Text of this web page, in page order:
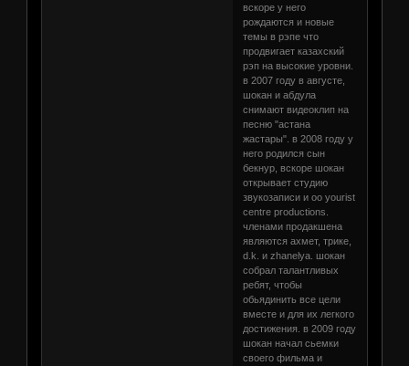
вскоре у него
рождаются и новые
темы в рэпе что
продвигает казахский
рэп на высокие уровни.
в 2007 году в августе,
шокан и абдула
снимают видеоклип на
песню "астана
жастары". в 2008 году у
него родился сын
бекнур, вскоре шокан
открывает студию
звукозаписи и оо yourist
centre productions.
членами продакшена
являются ахмет, трике,
d.k. и zhanelyа. шокан
собрал талантливых
ребят, чтобы
обьядинить все цели
вместе и для их легкого
достижения. в 2009 году
шокан начал сьемки
своего фильма и